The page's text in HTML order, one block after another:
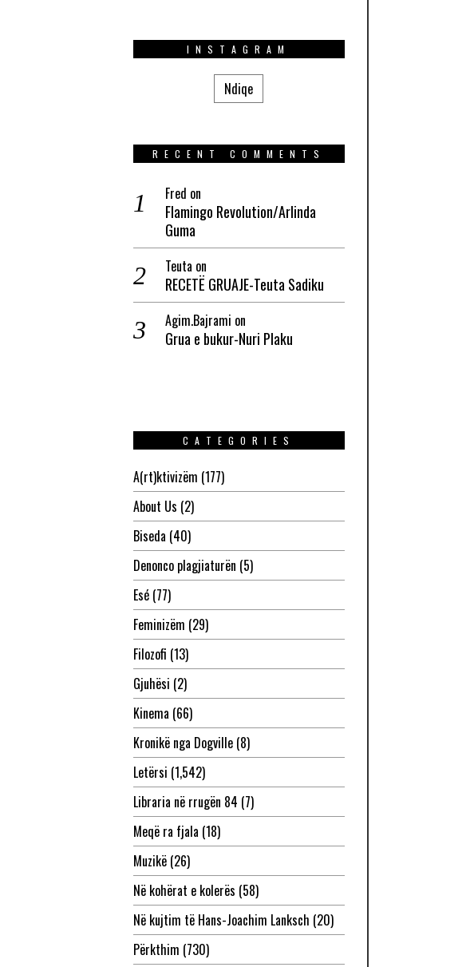
INSTAGRAM
Ndiqe
RECENT COMMENTS
Fred on
Flamingo Revolution/Arlinda
Guma
Teuta on
RECETË GRUAJE-Teuta Sadiku
Agim.Bajrami on
Grua e bukur-Nuri Plaku
CATEGORIES
A(rt)ktivizëm (177)
About Us (2)
Biseda (40)
Denonco plagjiaturën (5)
Esé(77)
Feminizëm (29)
Filozofi (13)
Gjuhësi (2)
Kinema (66)
Kronikë nga Dogville(8)
Letërsi (1,542)
Libraria në rrugën 84 (7)
Meqë ra fjala (18)
Muzikë(26)
Në kohërat e kolerës (58)
Në kujtim të Hans-Joachim Lanksch (20)
Përkthim (730)